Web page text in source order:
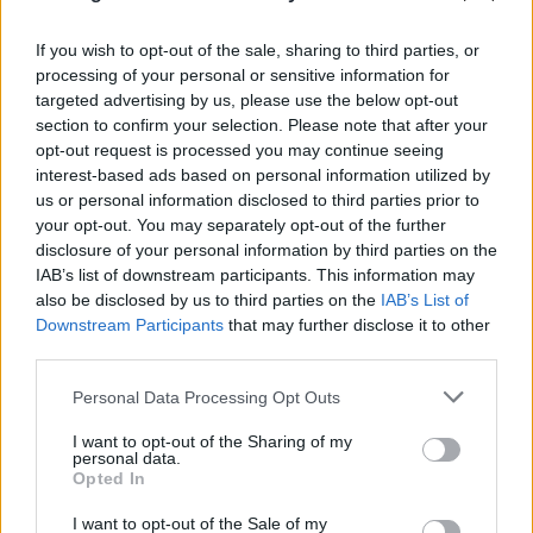
If you wish to opt-out of the sale, sharing to third parties, or
processing of your personal or sensitive information for
targeted advertising by us, please use the below opt-out
section to confirm your selection. Please note that after your
opt-out request is processed you may continue seeing
interest-based ads based on personal information utilized by
us or personal information disclosed to third parties prior to
your opt-out. You may separately opt-out of the further
disclosure of your personal information by third parties on the
IAB’s list of downstream participants. This information may
also be disclosed by us to third parties on the IAB’s List of
Downstream Participants that may further disclose it to other
Please note that this website/app uses one or more Google
not limited to your visit or usage behaviour. You may click to
grant or deny consent to Google and its third-party tags to
use your data for below specified purposes in below Google
consent section.
Personal Data Processing Opt Outs
I want to opt-out of the Sharing of my
personal data.
Opted In
I want to opt-out of the Sale of my
08.08.2026
Σένγκεν υπό πίεση: Τι αλλάζει στα ευρωπαϊκά
σύνορα η κόντρα Ισπανίας, Ιταλίας για το
μεταναστευτικό